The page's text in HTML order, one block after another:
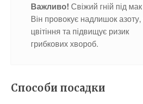
Важливо! Свіжий гній під
Він провокує надлишок
цвітіння та підвищує ризик
грибкових хвороб.
Способи посадки